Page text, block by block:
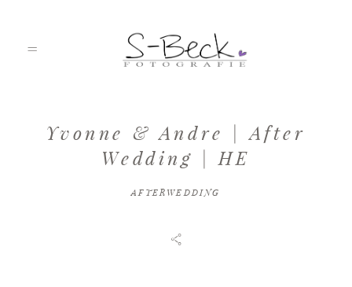
HOME
Yvonne & Andre | After
Wedding | HE
AFTERWEDDING